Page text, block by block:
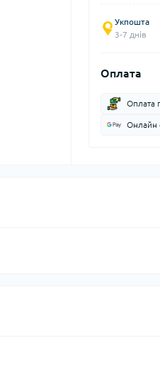
Укпошта
3-7 днів
Оплата
Оплата
Онлайн